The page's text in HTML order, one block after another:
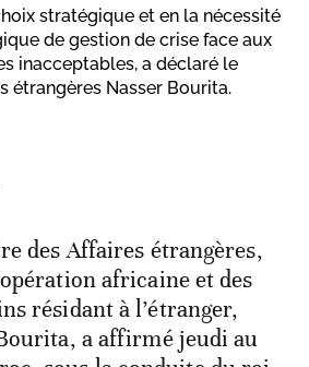
stratégique et en la nécessité
de gestion de crise face aux
inacceptables, a déclaré le
étrangères Nasser Bourita.
des Affaires étrangères,
africaine et des
résidant à l’étranger,
a affirmé jeudi au